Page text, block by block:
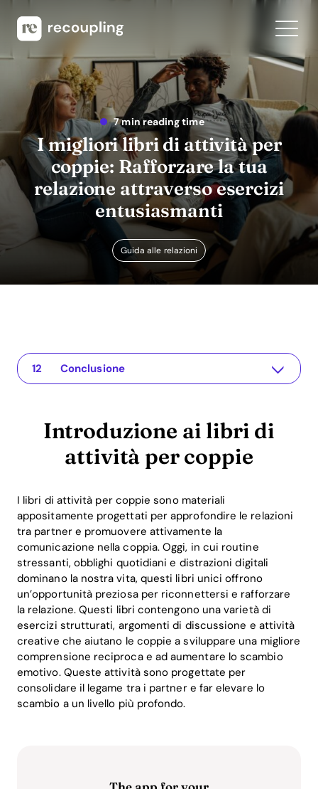
7 min reading time
I migliori libri di attività per
coppie: Rafforzare la tua
relazione attraverso esercizi
entusiasmanti
Guida alle relazioni
Introduzione ai libri di attività per coppie
The app for your relationship
Perché i libri di attività sono così importanti per le coppie?
Panoramica delle funzioni dell'app Recoupling
Esempi di attività nei libri
Ritorno e benefici dei libri di attività
FAQ: Domande frequenti sui libri di attività per le coppie
Cosa sono i libri di attività per coppie?
Con quale frequenza dovrebbero i coppie utilizzare i libri di attività?
Come può aiutare l'app Recoupling?
Come possiamo sapere se questi libri aiutano davvero?
Conclusione
Introduzione ai libri di
attività per coppie
I libri di attività per coppie sono materiali
appositamente progettati per approfondire le relazioni
tra partner e promuovere attivamente la
comunicazione nella coppia. Oggi, in cui routine
stressanti, obblighi quotidiani e distrazioni digitali
dominano la nostra vita, questi libri unici offrono
un’opportunità preziosa per riconnettersi e rafforzare
la relazione. Questi libri contengono una varietà di
esercizi strutturati, argomenti di discussione e attività
creative che aiutano le coppie a sviluppare una migliore
comprensione reciproca e ad aumentare lo scambio
emotivo. Queste attività sono progettate per
consolidare il legame tra i partner e far elevare lo
scambio a un livello più profondo.